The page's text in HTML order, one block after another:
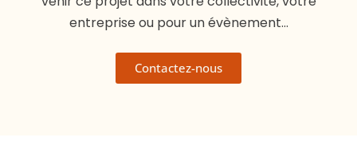
entreprise ou pour un évènement…
Contactez-nous